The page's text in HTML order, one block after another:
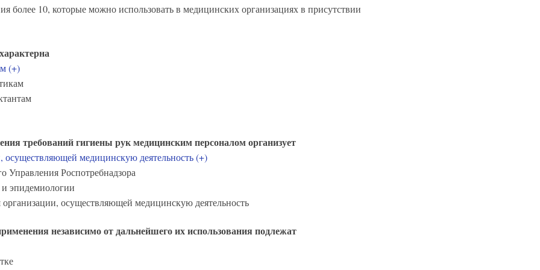
более 10, которые можно использовать в медицинских организациях в присутствии
(+)
требований гигиены рук медицинским персоналом организует
осуществляющей медицинскую деятельность (+)
Управления Роспотребнадзора
эпидемиологии
организации, осуществляющей медицинскую деятельность
независимо от дальнейшего их использования подлежат